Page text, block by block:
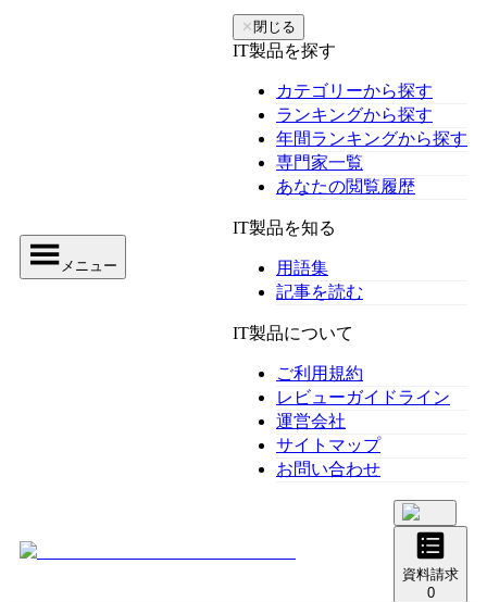
メニュー
✕ 閉じる
IT製品を探す
カテゴリーから探す
ランキングから探す
年間ランキングから探す
専門家一覧
あなたの閲覧履歴
IT製品を知る
用語集
記事を読む
IT製品について
ご利用規約
レビューガイドライン
運営会社
サイトマップ
お問い合わせ
資料請求
0